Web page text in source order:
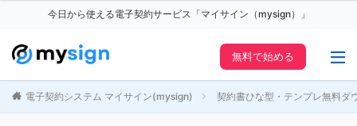
今日から使える電子契約サービス「マイサイン（mysign）」
無料で始める
電子契約システム マイサイン(mysign) 契約書ひな型・テンプレ無料ダ